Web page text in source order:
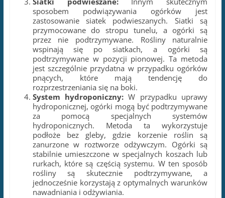
sposobem podwiązywania ogórków jest
zastosowanie siatek podwieszanych. Siatki są
przymocowane do stropu tunelu, a ogórki są
przez nie podtrzymywane. Rośliny naturalnie
wspinają się po siatkach, a ogórki są
podtrzymywane w pozycji pionowej. Ta metoda
jest szczególnie przydatna w przypadku ogórków
pnących, które mają tendencję do
rozprzestrzeniania się na boki.
System hydroponiczny: W przypadku uprawy
hydroponicznej, ogórki mogą być podtrzymywane
za pomocą specjalnych systemów
hydroponicznych. Metoda ta wykorzystuje
podłoże bez gleby, gdzie korzenie roślin są
zanurzone w roztworze odżywczym. Ogórki są
stabilnie umieszczone w specjalnych koszach lub
rurkach, które są częścią systemu. W ten sposób
rośliny są skutecznie podtrzymywane, a
jednocześnie korzystają z optymalnych warunków
nawadniania i odżywiania.